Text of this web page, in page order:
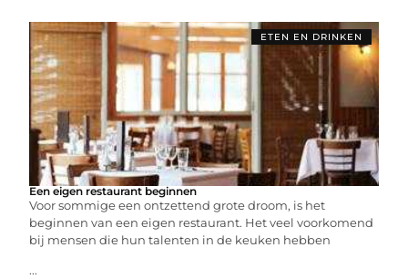
ETEN EN DRINKEN
Een eigen restaurant beginnen
Voor sommige een ontzettend grote droom, is het
beginnen van een eigen restaurant. Het veel voorkomend
bij mensen die hun talenten in de keuken hebben
...